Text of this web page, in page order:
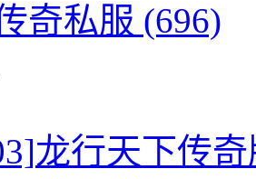
奇私服 (696)
龙行天下传